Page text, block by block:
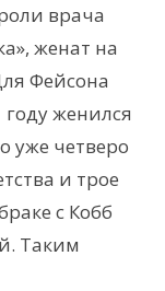
врача
женат на
Фейсона
году женился
уже четверо
и трое
с Кобб
Таким